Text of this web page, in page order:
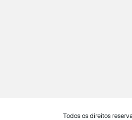
Todos os direitos